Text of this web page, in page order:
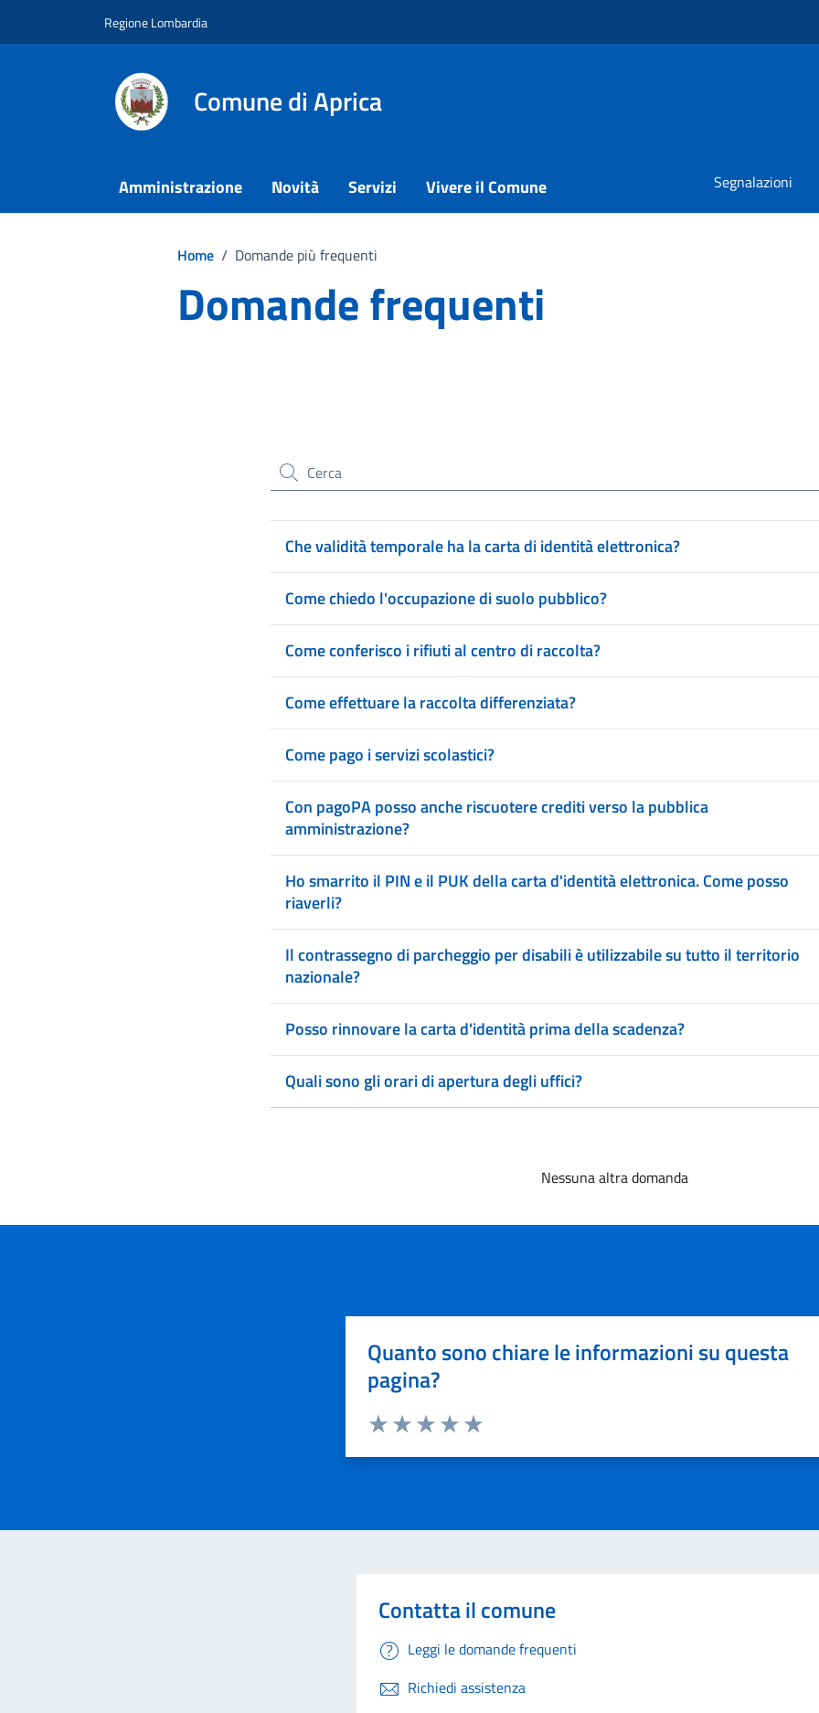
Regione Lombardia
Comune di Aprica
Amministrazione Novità Servizi Vivere il Comune Segnalazioni
Home / Domande più frequenti
Domande frequenti
Cerca nel sito
Che validità temporale ha la carta di identità elettronica?
Come chiedo l'occupazione di suolo pubblico?
Come conferisco i rifiuti al centro di raccolta?
Come effettuare la raccolta differenziata?
Come pago i servizi scolastici?
Con pagoPA posso anche riscuotere crediti verso la pubblica
amministrazione?
Ho smarrito il PIN e il PUK della carta d'identità elettronica. Come posso
riaverli?
Il contrassegno di parcheggio per disabili è utilizzabile su tutto il territorio
nazionale?
Posso rinnovare la carta d'identità prima della scadenza?
Quali sono gli orari di apertura degli uffici?
Nessuna altra domanda
Quanto sono chiare le informazioni su questa
pagina?
Contatta il comune
Leggi le domande frequenti
Richiedi assistenza